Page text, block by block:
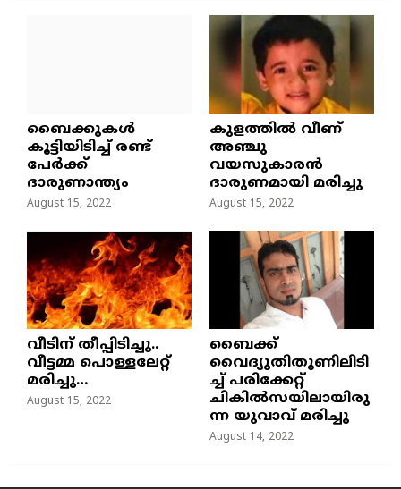
ബൈക്കുകൾ
കൂട്ടിയിടിച്ച് രണ്ട്
പേർക്ക്
ദാരുണാന്ത്യം
August 15, 2022
കുളത്തില്‍ വീണ്
അഞ്ചു
വയസുകാരന്‍
ദാരുണമായി മരിച്ചു
August 15, 2022
വീടിന് തീപ്പിടിച്ചു..
വീട്ടമ്മ പൊള്ളലേറ്റ്
മരിച്ചു…
August 15, 2022
ബൈക്ക്
വൈദ്യുതിതൂണിലിടി
ച്ച്‌ പരിക്കേറ്റ്
ചികില്‍സയിലായിരു
ന്ന യുവാവ് മരിച്ചു
August 14, 2022